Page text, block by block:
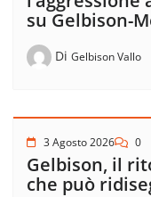
su Gelbison-
Di Gelbison Vallo
3 Agosto 2026 0
Gelbison, il
che può